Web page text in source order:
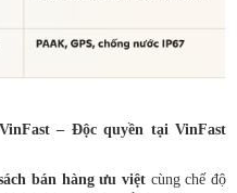
– Độc quyền tại VinFast
bán hàng ưu việtcùng chế độ